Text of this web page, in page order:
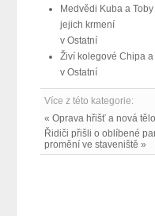
Medvědi Kuba a
jejich krmení
v Ostatní
Živí kolegové Chipa
v Ostatní
Více z této kategorie:
« Oprava hřišť a nová
Řidiči přišli o oblíbené
promění ve staveniště »